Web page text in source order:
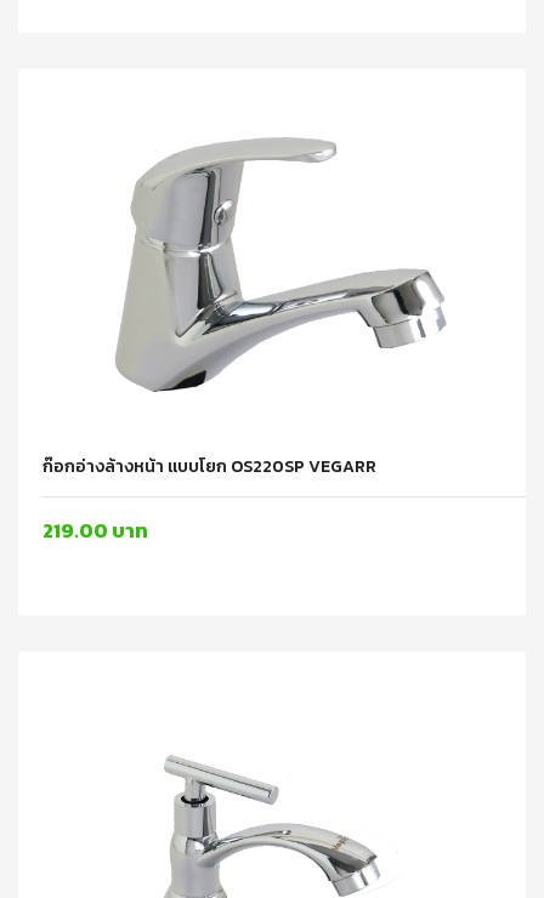
ก๊อกอ่างล้างหน้า แบบโยก OS220SP VEGARR
219.00 บาท